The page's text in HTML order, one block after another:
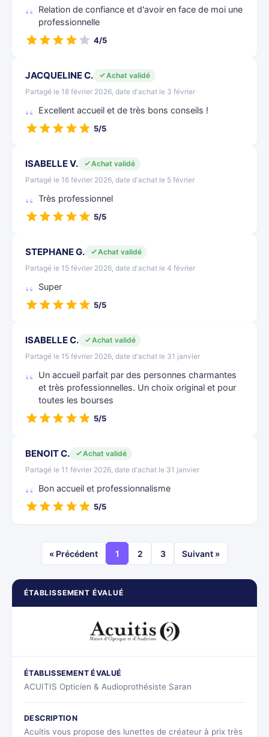
ÉTABLISSEMENT ÉVALUÉ
ÉTABLISSEMENT ÉVALUÉ
ACUITIS Opticien & Audioprothésiste Saran
DESCRIPTION
Acuitis vous propose des lunettes de créateur à prix très
Relation de confiance et d'avoir en face de moi une
professionnelle
4/5
JACQUELINE C.
Achat validé
Partagé le 18 février 2026, date d'achat le 3 février
Excellent accueil et de très bons conseils !
5/5
ISABELLE V.
Achat validé
Partagé le 16 février 2026, date d'achat le 5 février
Très professionnel
5/5
STEPHANE G.
Achat validé
Partagé le 15 février 2026, date d'achat le 4 février
Super
5/5
ISABELLE C.
Achat validé
Partagé le 15 février 2026, date d'achat le 31 janvier
Un accueil parfait par des personnes charmantes
et très professionnelles. Un choix original et pour
toutes les bourses
5/5
BENOIT C.
Achat validé
Partagé le 11 février 2026, date d'achat le 31 janvier
Bon accueil et professionnalisme
5/5
« Précédent 1 2 3 Suivant »